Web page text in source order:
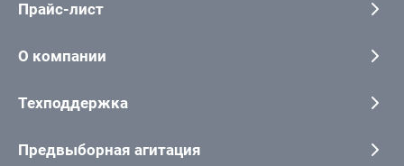
Прайс-лист
О компании
Техподдержка
Предвыборная агитация